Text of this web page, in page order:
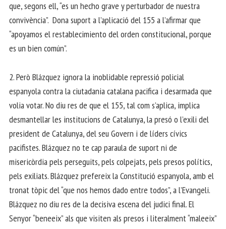
que, segons ell, “es un hecho grave y perturbador de nuestra
convivència”. Dona suport a l’aplicació del 155 a l’afirmar que
“apoyamos el restablecimiento del orden constitucional, porque
es un bien común”.
2. Però Blázquez ignora la inoblidable repressió policial
espanyola contra la ciutadania catalana pacifica i desarmada que
volia votar. No diu res de que el 155, tal com s’aplica, implica
desmantellar les institucions de Catalunya, la presó o l’exili del
president de Catalunya, del seu Govern i de líders cívics
pacifistes. Blázquez no te cap paraula de suport ni de
misericòrdia pels perseguits, pels colpejats, pels presos polítics,
pels exiliats. Blázquez prefereix la Constitució espanyola, amb el
tronat tòpic del “que nos hemos dado entre todos”, a l’Evangeli.
Blázquez no diu res de la decisiva escena del judici final. El
Senyor “beneeix” als que visiten als presos i literalment “maleeix”